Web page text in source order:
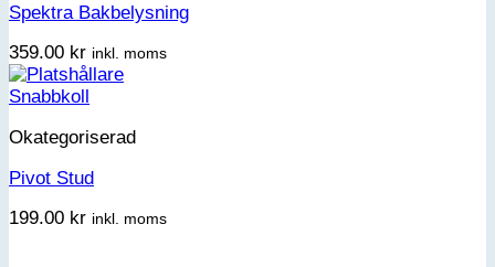
Spektra Bakbelysning
359.00 kr inkl. moms
Snabbkoll
Okategoriserad
Pivot Stud
199.00 kr inkl. moms